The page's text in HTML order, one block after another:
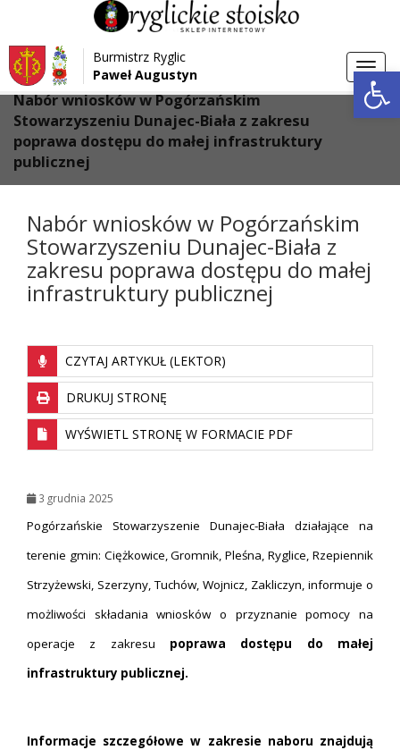
Przejdź do menu
Przejdź do głównej treści strony
Przejdź do stopki strony
Burmistrz Ryglic
Paweł Augustyn
Strona główna > Aktualności
Nabór wniosków w Pogórzańskim
Stowarzyszeniu Dunajec-Biała z zakresu
poprawa dostępu do małej infrastruktury
publicznej
Nabór wniosków w Pogórzańskim
Stowarzyszeniu Dunajec-Biała z
zakresu poprawa dostępu do małej
infrastruktury publicznej
CZYTAJ ARTYKUŁ (LEKTOR)
DRUKUJ STRONĘ
WYŚWIETL STRONĘ W FORMACIE PDF
3 grudnia 2025
Pogórzańskie Stowarzyszenie Dunajec-Biała działające na
terenie gmin: Ciężkowice, Gromnik, Pleśna, Ryglice, Rzepiennik
Strzyżewski, Szerzyny, Tuchów, Wojnicz, Zakliczyn, informuje o
możliwości składania wniosków o przyznanie pomocy na
operacje z zakresu poprawa dostępu do małej
infrastruktury publicznej.
Informacje szczegółowe w zakresie naboru znajdują